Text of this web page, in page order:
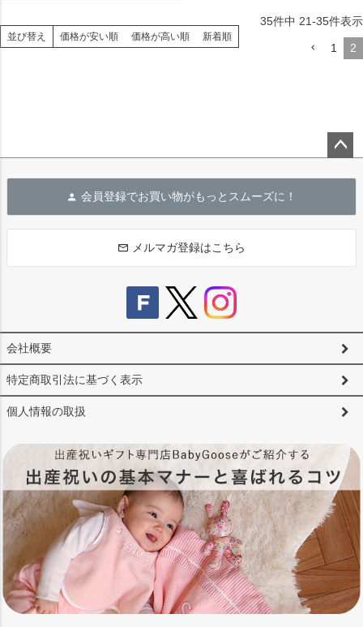
並び替え 価格が安い順 価格が高い順 新着順
35件中 21-35件表示
1 2
へ
会員登録でお買い物がもっとスムーズに！
メルマガ登録はこちら
会社概要
特定商取引法に基づく表示
個人情報の取扱